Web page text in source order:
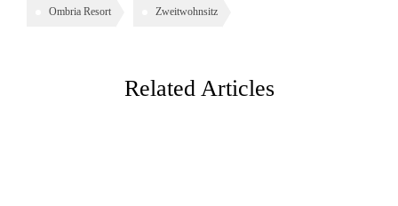
Ombria Resort Zweitwohnsitz
Related Articles